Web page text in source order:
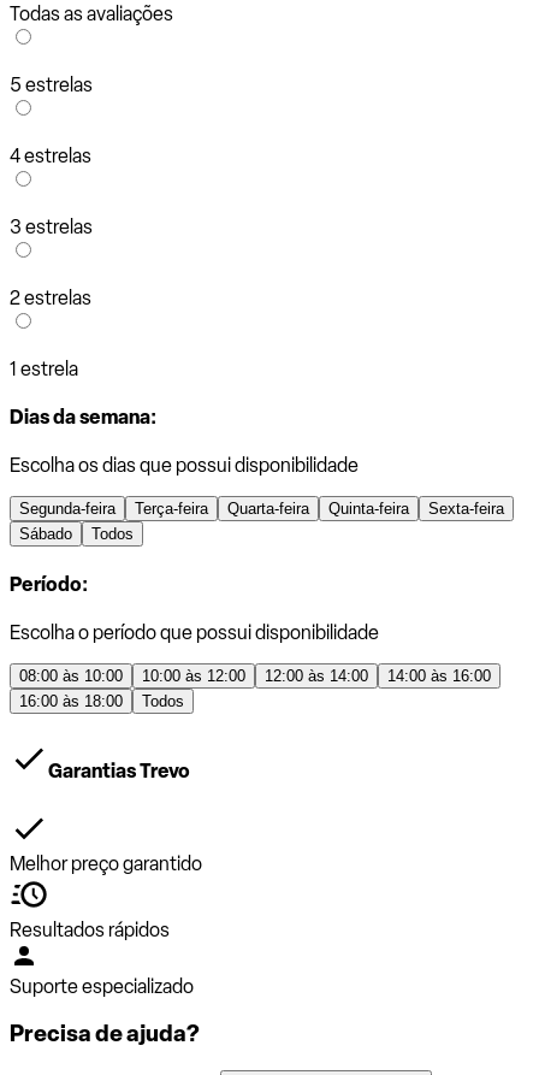
Todas as avaliações
5 estrelas
4 estrelas
3 estrelas
2 estrelas
1 estrela
Dias da semana:
Escolha os dias que possui disponibilidade
Segunda-feira Terça-feira Quarta-feira Quinta-feira
Sexta-feira
Sábado
Todos
Período:
Escolha o período que possui disponibilidade
08:00 às 10:00 10:00 às 12:00 12:00 às 14:00
14:00 às 16:00
16:00 às 18:00
Todos
Garantias Trevo
Melhor preço garantido
Resultados rápidos
Suporte especializado
Precisa de ajuda?